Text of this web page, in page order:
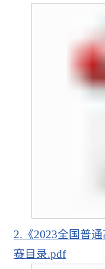
2.《2023全国普
赛目录.pdf